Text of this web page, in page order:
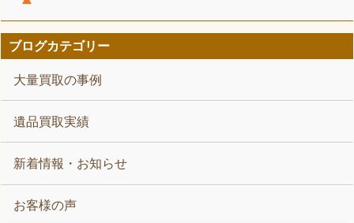
ブログカテゴリー
大量買取の事例
遺品買取実績
新着情報・お知らせ
お客様の声